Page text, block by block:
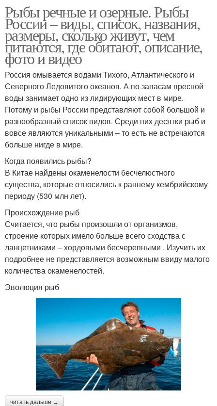
Рыбы речные и озерные. Рыбы
России – виды, список, названия,
размеры, сколько живут, чем
питаются, где обитают, описание,
фото и видео
Россия омывается водами Тихого, Атлантического и
Северного Ледовитого океанов. А по запасам пресной
воды занимает одно из лидирующих мест в мире.
Потому и рыбы России представляют собой большой и
разнообразный список видов. Среди них десятки рыб и
вовсе являются уникальными – то есть не встречаются
больше нигде в мире.
Когда появились рыбы?
В Китае найдены окаменелости бесчелюстного
существа, которые относились к раннему кембрийскому
периоду (530 млн лет).
Происхождение рыб
Считается, что рыбы произошли от организмов,
строение которых имело больше всего сходства с
ланцетниками – хордовыми бесчерепными . Изучить их
подробнее не представляется возможным ввиду малого
количества окаменелостей.
Эволюция рыб
читать дальше →